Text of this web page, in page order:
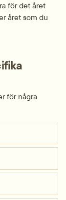
för det året
året som du
för några